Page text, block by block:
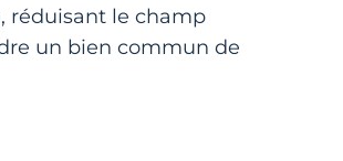
réduisant le champ
un bien commun de